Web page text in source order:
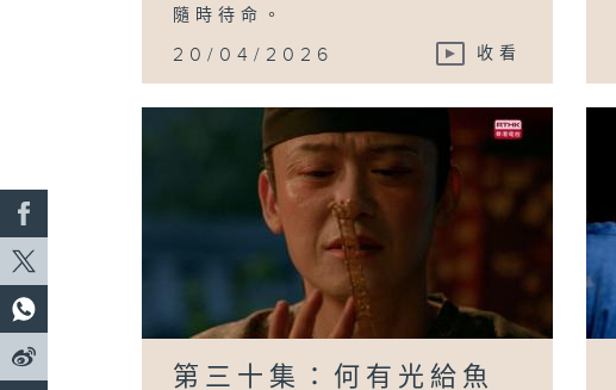
隨時待命。
20/04/2026 收看
第三十集：何有光給魚